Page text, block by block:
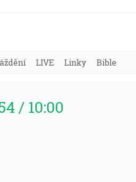
LIVE Linky Bible
/ 10:00